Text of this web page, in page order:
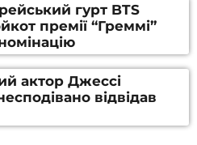
гурт BTS
премії “Греммі”
актор Джессі
відвідав